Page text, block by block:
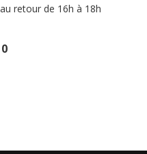
retour de 16h à 18h
0